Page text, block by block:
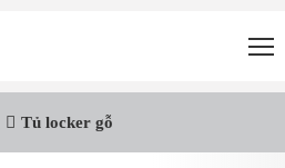
Tủ locker gỗ